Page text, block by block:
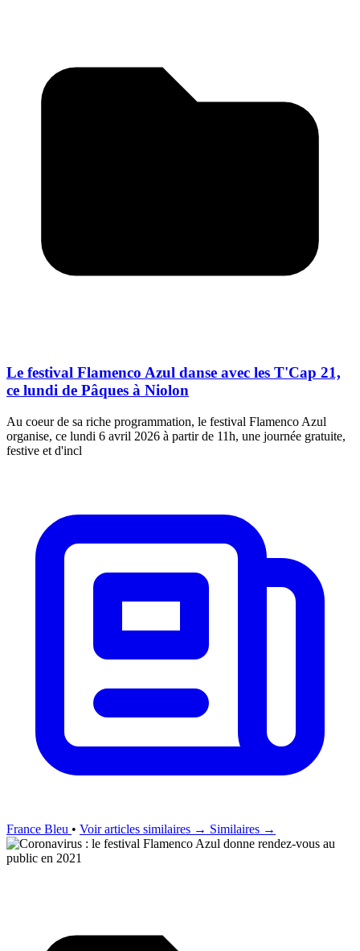
Le festival Flamenco Azul danse avec les T'Cap 21,
ce lundi de Pâques à Niolon
Au coeur de sa riche programmation, le festival Flamenco Azul
organise, ce lundi 6 avril 2026 à partir de 11h, une journée gratuite,
festive et d'incl
France Bleu • Voir articles similaires → Similaires →